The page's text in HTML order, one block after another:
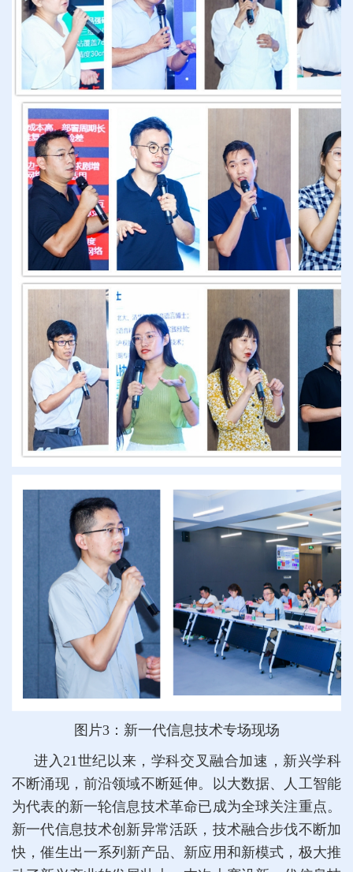
图片3：新一代信息技术专场现场
进入21世纪以来，学科交叉融合加速，新兴学科
不断涌现，前沿领域不断延伸。以大数据、人工智能
为代表的新一轮信息技术革命已成为全球关注重点。
新一代信息技术创新异常活跃，技术融合步伐不断加
快，催生出一系列新产品、新应用和新模式，极大推